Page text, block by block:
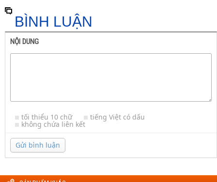
BÌNH LUẬN
NỘI DUNG
tối thiểu 10 chữ tiếng Việt có dấu
không chứa liên kết
Gửi bình luận